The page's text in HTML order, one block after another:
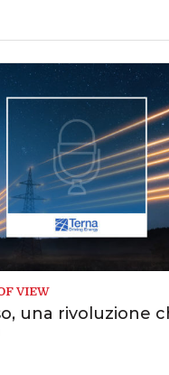
VIEW
una rivoluzione